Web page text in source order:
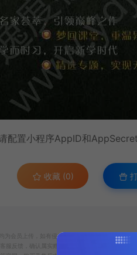
配置小程序AppID和AppSecret
收藏 (0)
为会员上传，如有侵权请客服联系删除。
服反馈，确认属实赠送10云币供在本站兑换资料。